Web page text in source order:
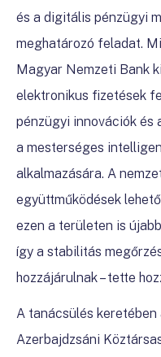
és a digitális pénzügyi
meghatározó feladat.
Magyar Nemzeti Bank
elektronikus fizetések
pénzügyi innovációk és
a mesterséges
alkalmazására. A
együttműködések
ezen a területen is
így a stabilitás
hozzájárulnak – tette
A tanácsülés
Azerbajdzsáni